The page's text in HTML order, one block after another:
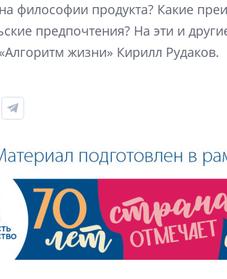
философии продукта? Какие
предпочтения? На эти и
жизни» Кирилл Рудаков.